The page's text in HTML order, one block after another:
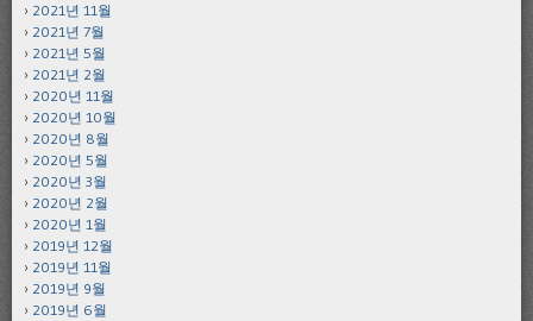
2021년 11월
2021년 7월
2021년 5월
2021년 2월
2020년 11월
2020년 10월
2020년 8월
2020년 5월
2020년 3월
2020년 2월
2020년 1월
2019년 12월
2019년 11월
2019년 9월
2019년 6월